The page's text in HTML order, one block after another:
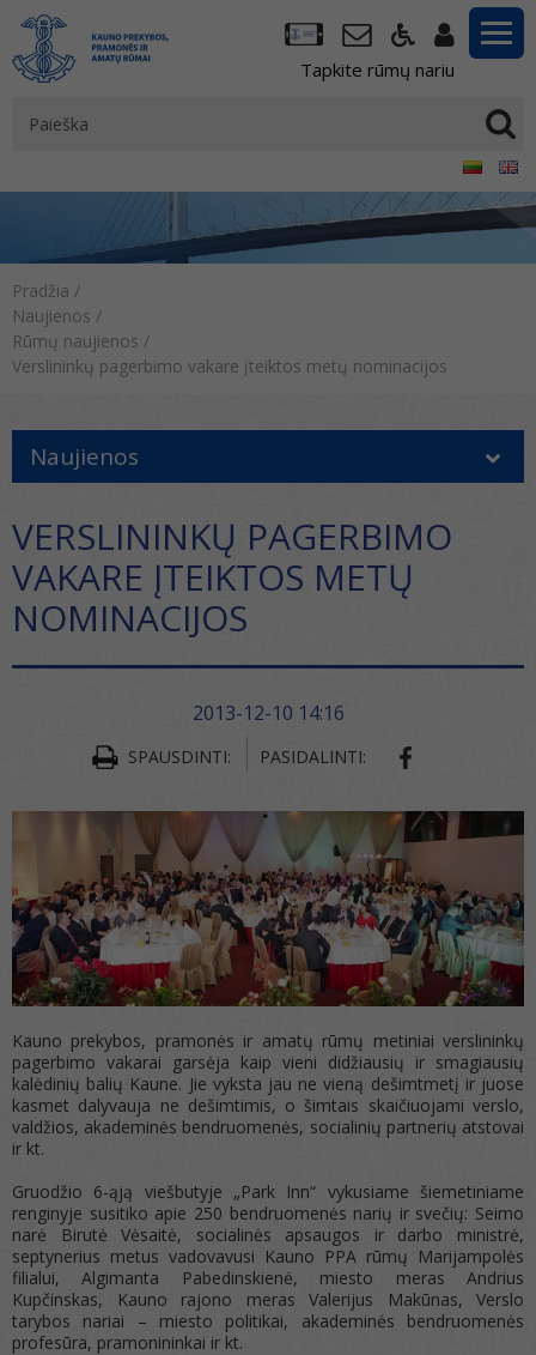
Tapkite rūmų nariu
Pradžia /
Naujienos /
Rūmų naujienos /
Verslininkų pagerbimo vakare įteiktos metų nominacijos
Naujienos
VERSLININKŲ PAGERBIMO
VAKARE ĮTEIKTOS METŲ
NOMINACIJOS
2013-12-10 14:16
SPAUSDINTI: PASIDALINTI:
Kauno prekybos, pramonės ir amatų rūmų metiniai verslininkų
pagerbimo vakarai garsėja kaip vieni didžiausių ir smagiausių
kalėdinių balių Kaune. Jie vyksta jau ne vieną dešimtmetį ir juose
kasmet dalyvauja ne dešimtimis, o šimtais skaičiuojami verslo,
valdžios, akademinės bendruomenės, socialinių partnerių atstovai
ir kt.
Gruodžio 6-ąją viešbutyje „Park Inn“ vykusiame šiemetiniame
renginyje susitiko apie 250 bendruomenės narių ir svečių: Seimo
narė Birutė Vėsaitė, socialinės apsaugos ir darbo ministrė,
septynerius metus vadovavusi Kauno PPA rūmų Marijampolės
filialui, Algimanta Pabedinskienė, miesto meras Andrius
Kupčinskas, Kauno rajono meras Valerijus Makūnas, Verslo
tarybos nariai – miesto politikai, akademinės bendruomenės
profesūra, pramonininkai ir kt.